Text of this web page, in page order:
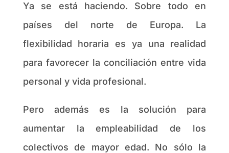
Ya se está haciendo. Sobre todo en
países del norte de Europa. La
flexibilidad horaria es ya una realidad
para favorecer la conciliación entre vida
personal y vida profesional.
Pero además es la solución para
aumentar la empleabilidad de los
colectivos de mayor edad. No sólo la